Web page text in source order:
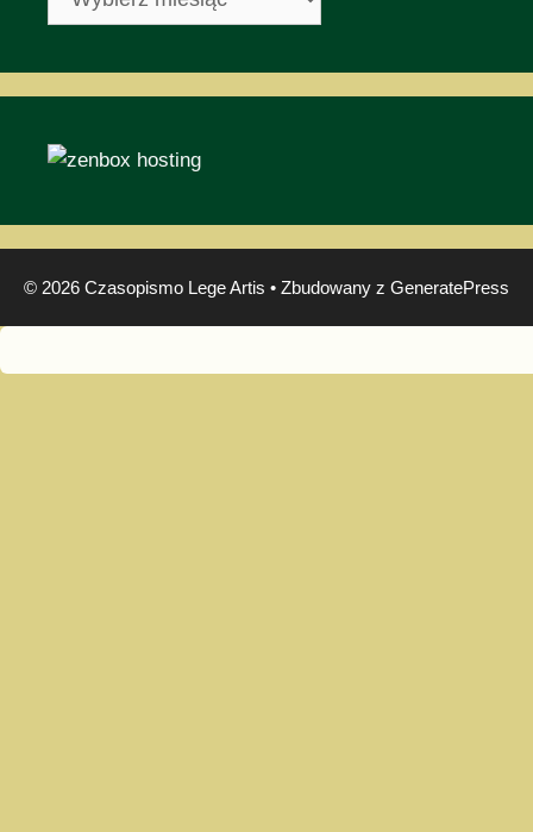
© 2026 Czasopismo Lege Artis • Zbudowany z GeneratePress